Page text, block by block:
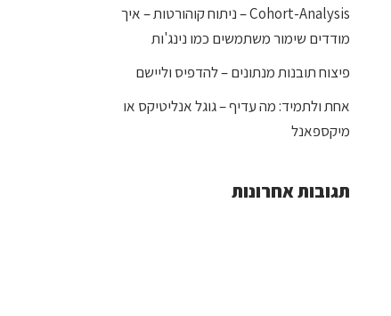
Cohort-Analysis – ניתוח קוהורטות – איך
מודדים שימור משתמשים כמו נינג'ות
פיצוח תובנות מנתונים – להדפיס וליישם
אחת ולתמיד: מה עדיף – גוגל אנליטיקס או
מיקספאנל
תגובות אחרונות